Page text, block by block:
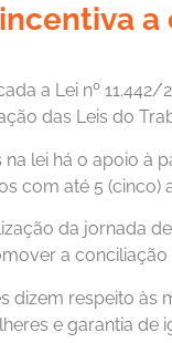
a Lei nº
das Leis do
na lei há o apoio
com até 5 (cinco)
da jornada
a
dizem respeito às
e garantia de